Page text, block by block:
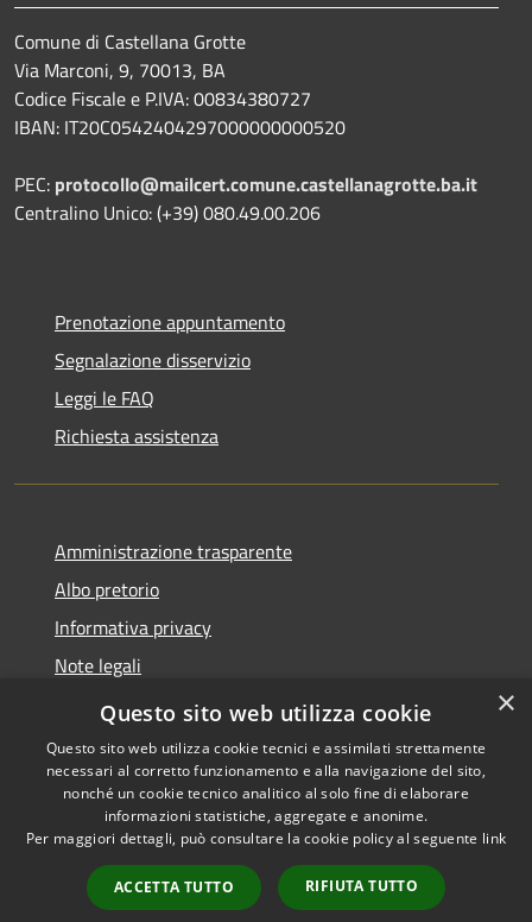
Comune di Castellana Grotte
Via Marconi, 9, 70013, BA
Codice Fiscale e P.IVA: 00834380727
IBAN: IT20C0542404297000000000520
PEC: protocollo@mailcert.comune.castellanagrotte.ba.it
Centralino Unico: (+39) 080.49.00.206
Prenotazione appuntamento
Segnalazione disservizio
Leggi le FAQ
Richiesta assistenza
Amministrazione trasparente
Albo pretorio
Informativa privacy
Note legali
Dichiarazione di accessibilità
Accessibilità
Copyright © 2026 • Comune di
Castellana Grotte • Powered
byMunicipium
Accesso
redazione
×
Questo sito web utilizza cookie
Questo sito web utilizza cookie tecnici e assimilati strettamente
necessari al corretto funzionamento e alla navigazione del sito,
nonché un cookie tecnico analitico al solo fine di elaborare
informazioni statistiche, aggregate e anonime.
Per maggiori dettagli, può consultare la cookie policy al seguente link
ACCETTA TUTTO RIFIUTA TUTTO